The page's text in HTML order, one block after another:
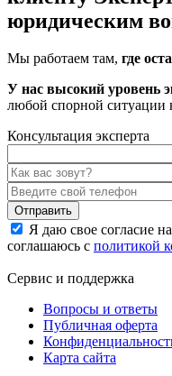
юридическим
Мы работаем там, где
У нас высокий уровень
любой спорной ситуации
Консультация эксперта
Отправить
Я даю свое согласие
соглашаюсь с политикой
Сервис и поддержка
Вопросы и ответы
Публичная оферта
Карта сайта